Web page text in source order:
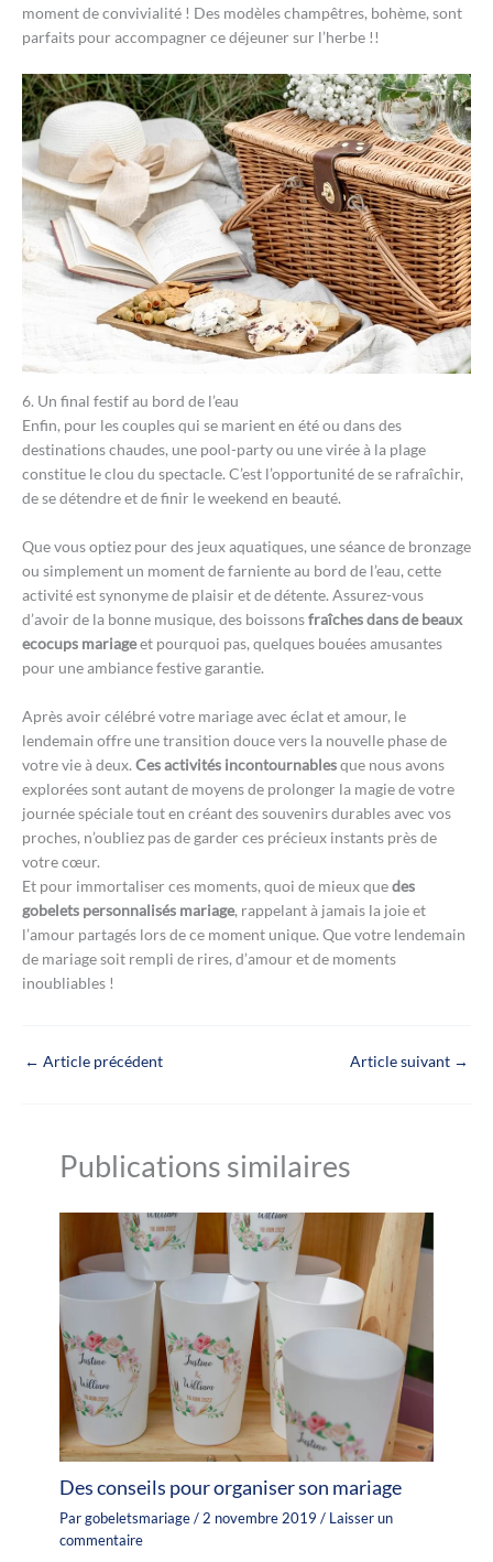
moment de convivialité ! Des modèles champêtres, bohème, sont
parfaits pour accompagner ce déjeuner sur l’herbe !!
6. Un final festif au bord de l’eau
Enfin, pour les couples qui se marient en été ou dans des
destinations chaudes, une pool-party ou une virée à la plage
constitue le clou du spectacle. C’est l’opportunité de se rafraîchir,
de se détendre et de finir le weekend en beauté.
Que vous optiez pour des jeux aquatiques, une séance de bronzage
ou simplement un moment de farniente au bord de l’eau, cette
activité est synonyme de plaisir et de détente. Assurez-vous
d’avoir de la bonne musique, des boissonsfraîches dans de beaux
ecocups mariageet pourquoi pas, quelques bouées amusantes
pour une ambiance festive garantie.
Après avoir célébré votre mariage avec éclat et amour, le
lendemain offre une transition douce vers la nouvelle phase de
votre vie à deux. Ces activités incontournablesque nous avons
explorées sont autant de moyens de prolonger la magie de votre
journée spéciale tout en créant des souvenirs durables avec vos
proches, n’oubliez pas de garder ces précieux instants près de
votre cœur.
Et pour immortaliser ces moments, quoi de mieux quedes
gobelets personnalisés mariage, rappelant à jamais la joie et
l’amour partagés lors de ce moment unique. Que votre lendemain
de mariage soit rempli de rires, d’amour et de moments
inoubliables !
← Article précédent Article suivant →
Publications similaires
Des conseils pour organiser son mariage
Pargobeletsmariage/ 2 novembre 2019/ Laisser un
commentaire